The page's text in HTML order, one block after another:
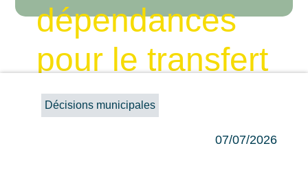
dépendances
pour le transfert
de la mairie –
Décisions municipales
07/07/2026